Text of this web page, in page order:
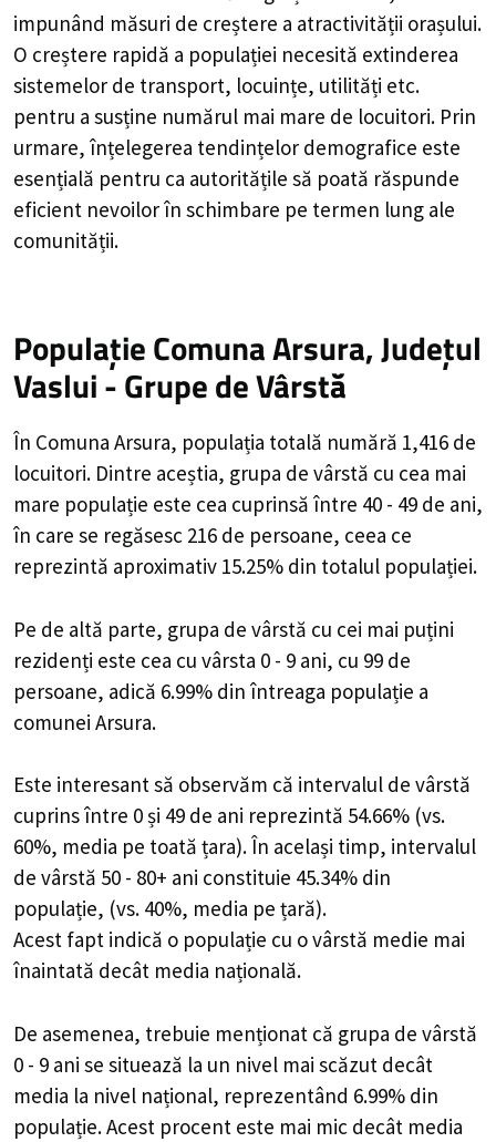
impunând măsuri de creștere a atractivității orașului.
O creștere rapidă a populației necesită extinderea
sistemelor de transport, locuințe, utilități etc.
pentru a susține numărul mai mare de locuitori. Prin
urmare, înțelegerea tendințelor demografice este
esențială pentru ca autoritățile să poată răspunde
eficient nevoilor în schimbare pe termen lung ale
comunității.
Populație Comuna Arsura, Județul
Vaslui - Grupe de Vârstă
În Comuna Arsura, populația totală numără 1,416 de
locuitori. Dintre aceștia, grupa de vârstă cu cea mai
mare populație este cea cuprinsă între 40 - 49 de ani,
în care se regăsesc 216 de persoane, ceea ce
reprezintă aproximativ 15.25% din totalul populației.
Pe de altă parte, grupa de vârstă cu cei mai puțini
rezidenți este cea cu vârsta 0 - 9 ani, cu 99 de
persoane, adică 6.99% din întreaga populație a
comunei Arsura.
Este interesant să observăm că intervalul de vârstă
cuprins între 0 și 49 de ani reprezintă 54.66% (vs.
60%, media pe toată țara). În același timp, intervalul
de vârstă 50 - 80+ ani constituie 45.34% din
populație, (vs. 40%, media pe țară).
Acest fapt indică o populație cu o vârstă medie mai
înaintată decât media națională.
De asemenea, trebuie menționat că grupa de vârstă
0 - 9 ani se situează la un nivel mai scăzut decât
media la nivel național, reprezentând 6.99% din
populație. Acest procent este mai mic decât media